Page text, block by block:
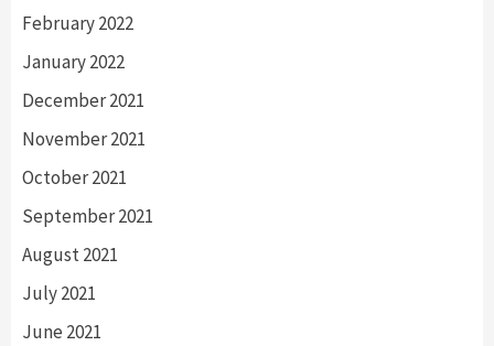
February 2022
January 2022
December 2021
November 2021
October 2021
September 2021
August 2021
July 2021
June 2021